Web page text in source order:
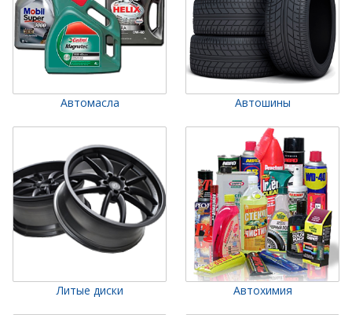
Автомасла Автошины
Литые диски Автохимия